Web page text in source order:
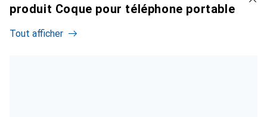
produit Coque pour téléphone portable
Tout afficher